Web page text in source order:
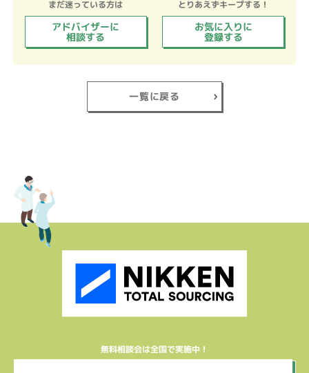
まだ迷っている方は
アドバイザーに
相談する
とりあえずキープする！
お気に入りに
登録する
一覧に戻る
無料相談会は全国で実施中！